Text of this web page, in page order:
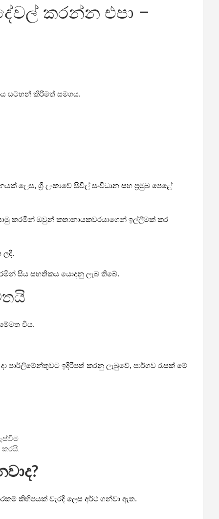
කරන්න එපා –
සටහන් කිරීමත් සමගය.
ලෙස, ශ්‍රී ලංකාවේ සිවිල් සංවිධාන සහ ප්‍රමුඛ පෙළේ
කරමින් ඔවුන් කතානායකවරයාගෙන් ඉල්ලීමක් කර
සිය සහතිකය යොදනු ලැබ තිබේ.
විය.
ඉදිරිපත් කරනු ලැබුවේ, පාර්ශව රැසක් මේ
කිහිපයක් වැරදි ලෙස අර්ථ ගන්වා ඇත.